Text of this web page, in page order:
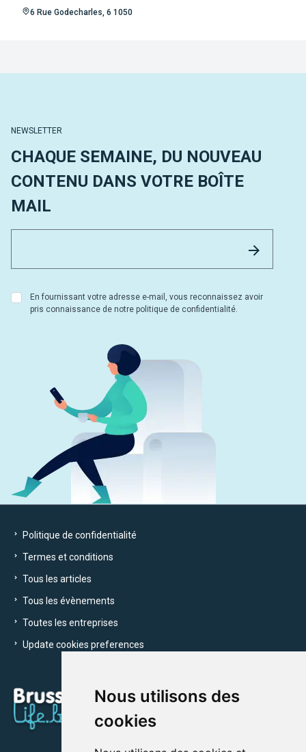
Nous utilisons des
cookies
6 Rue Godecharles, 6 1050
NEWSLETTER
CHAQUE SEMAINE, DU NOUVEAU
CONTENU DANS VOTRE BOÎTE
MAIL
En fournissant votre adresse e-mail, vous reconnaissez avoir
pris connaissance de notre politique de confidentialité.
Politique de confidentialité
Termes et conditions
Tous les articles
Tous les évènements
Toutes les entreprises
Update cookies preferences